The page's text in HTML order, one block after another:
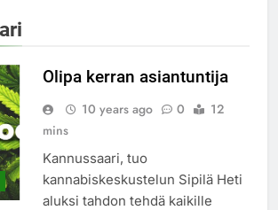
Olipa kerran asiantuntija
10 years ago 0
12
mins
Kannussaari, tuo
kannabiskeskustelun Sipilä Heti
aluksi tahdon tehdä kaikille